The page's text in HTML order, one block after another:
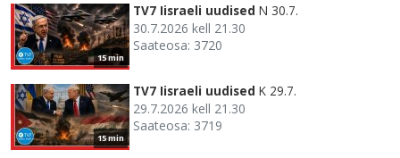
15 min
TV7 Iisraeli uudised N 30.7.
30.7.2026 kell 21.30
Saateosa: 3720
15 min
TV7 Iisraeli uudised K 29.7.
29.7.2026 kell 21.30
Saateosa: 3719